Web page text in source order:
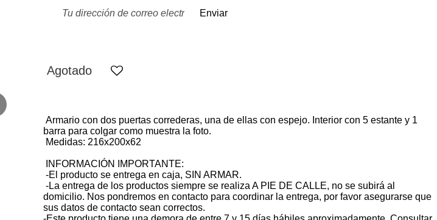
Enviar
Agotado
Armario con dos puertas correderas, una de ellas con espejo. Interior con 5 estante y 1
barra para colgar como muestra la foto.
Medidas: 216x200x62
INFORMACIÓN IMPORTANTE:
-El producto se entrega en caja, SIN ARMAR.
-La entrega de los productos siempre se realiza A PIE DE CALLE, no se subirá al
domicilio. Nos pondremos en contacto para coordinar la entrega, por favor asegurarse que
sus datos de contacto sean correctos.